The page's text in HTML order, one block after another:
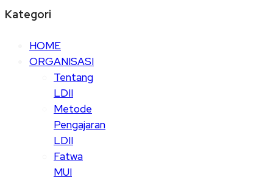
Kategori
HOME
ORGANISASI
Tentang
LDII
Metode
Pengajaran
LDII
Fatwa
MUI